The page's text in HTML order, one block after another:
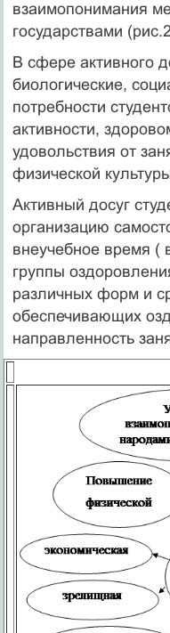
взаимопонимания
государствами
В сфере активного
биологические,
потребности
активности,
удовольствия от
физической
Активный досуг
организацию
внеучебное время (
группы
различных форм и
обеспечивающих
направленность